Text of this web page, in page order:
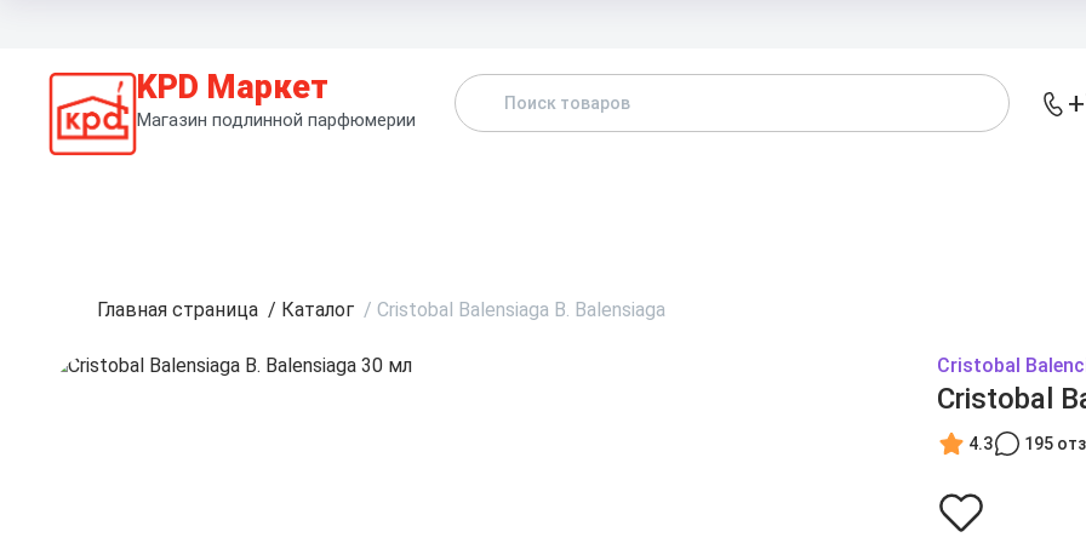
KPD Маркет
Магазин подлинной парфюмерии
Главная страница / Каталог / Cristobal Balensiaga B. Balensiaga
Cristobal
Cristobal
4.3 195